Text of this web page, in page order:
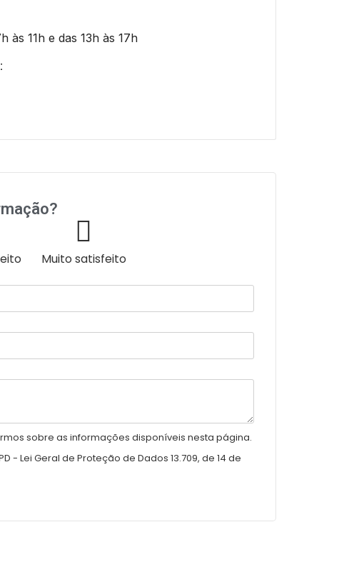
às 11h e das 13h às 17h
Muito satisfeito
sobre as informações disponíveis nesta página.
Lei Geral de Proteção de Dados 13.709, de 14 de